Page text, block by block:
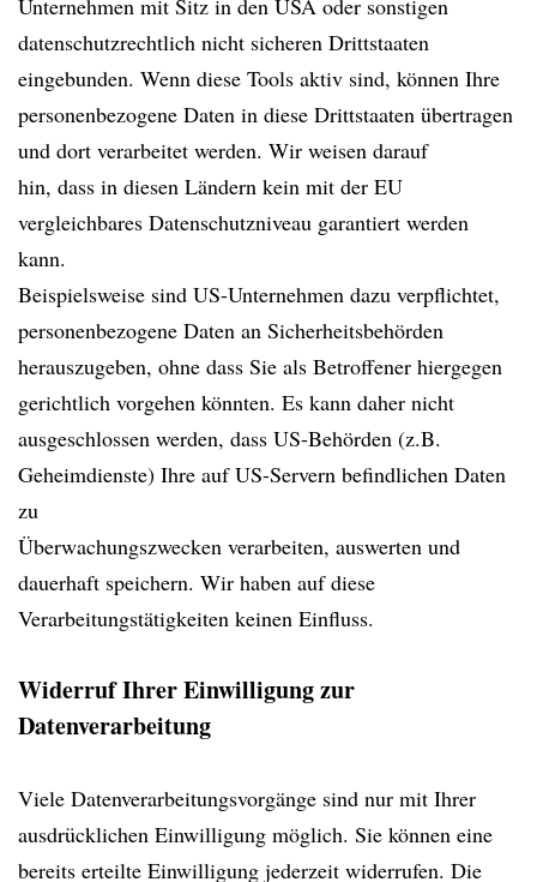
Unternehmen mit Sitz in den USA oder sonstigen
datenschutzrechtlich nicht sicheren Drittstaaten
eingebunden. Wenn diese Tools aktiv sind, können Ihre
personenbezogene Daten in diese Drittstaaten übertragen
und dort verarbeitet werden. Wir weisen darauf
hin, dass in diesen Ländern kein mit der EU
vergleichbares Datenschutzniveau garantiert werden
kann.
Beispielsweise sind US-Unternehmen dazu verpflichtet,
personenbezogene Daten an Sicherheitsbehörden
herauszugeben, ohne dass Sie als Betroffener hiergegen
gerichtlich vorgehen könnten. Es kann daher nicht
ausgeschlossen werden, dass US-Behörden (z.B.
Geheimdienste) Ihre auf US-Servern befindlichen Daten
zu
Überwachungszwecken verarbeiten, auswerten und
dauerhaft speichern. Wir haben auf diese
Verarbeitungstätigkeiten keinen Einfluss.
Widerruf Ihrer Einwilligung zur
Datenverarbeitung
Viele Datenverarbeitungsvorgänge sind nur mit Ihrer
ausdrücklichen Einwilligung möglich. Sie können eine
bereits erteilte Einwilligung jederzeit widerrufen. Die